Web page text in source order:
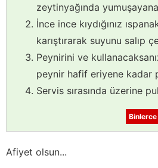
zeytinyağında
İnce ince kıydığınız
karıştırarak suyunu salıp
Peynirini ve
peynir hafif eriyene kadar
Servis sırasında üzerine
Afiyet olsun...